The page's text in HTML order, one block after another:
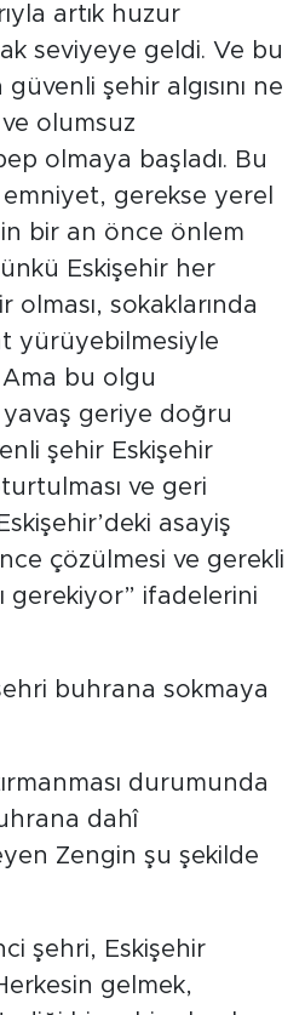
artık huzur
seviyeye geldi. Ve bu
şehir algısını ne
olumsuz
olmaya başladı. Bu
gerekse yerel
bir an önce önlem
Eskişehir her
olması, sokaklarında
yürüyebilmesiyle
bu olgu
geriye doğru
şehir Eskişehir
ve geri
asayiş
çözülmesi ve gerekli
gerekiyor” ifadelerini
buhrana sokmaya
durumunda
dahî
Zengin şu şekilde
şehri, Eskişehir
gelmek,